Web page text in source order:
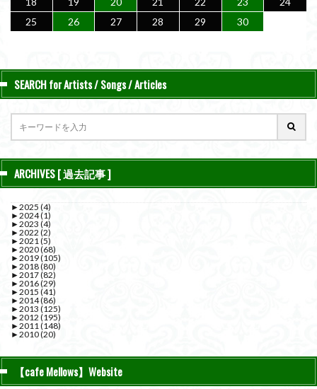
25
26 27 28 29 30
SEARCH for Artists / Songs / Articles
ARCHIVES [ 過去記事 ]
►2025 (4)
►2024(1)
►2023 (4)
►2022 (2)
►2021 (5)
►2020(68)
►2019(105)
►2018(80)
►2017(82)
►2016(29)
►2015 (41)
►2014(86)
►2013 (125)
►2012 (195)
►2011 (148)
►2010(20)
【cafe Mellows】Website